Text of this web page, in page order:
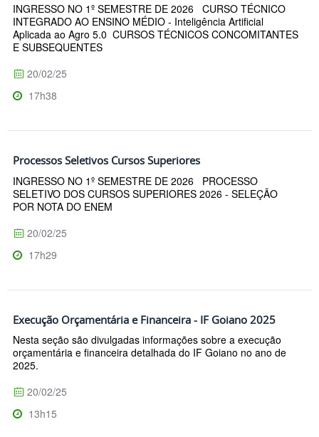
INGRESSO NO 1º SEMESTRE DE 2026 CURSO TÉCNICO
INTEGRADO AO ENSINO MÉDIO - Inteligência Artificial
Aplicada ao Agro 5.0 CURSOS TÉCNICOS CONCOMITANTES
E SUBSEQUENTES
20/02/25
17h38
Processos Seletivos Cursos Superiores
INGRESSO NO 1º SEMESTRE DE 2026 PROCESSO
SELETIVO DOS CURSOS SUPERIORES 2026 - SELEÇÃO
POR NOTA DO ENEM
20/02/25
17h29
Execução Orçamentária e Financeira - IF Goiano 2025
Nesta seção são divulgadas informações sobre a execução
orçamentária e financeira detalhada do IF Goiano no ano de
2025.
20/02/25
13h15